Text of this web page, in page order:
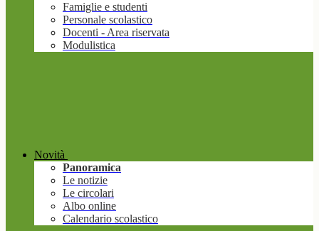
Famiglie e studenti
Personale scolastico
Docenti - Area riservata
Modulistica
Novità
Panoramica
Le notizie
Le circolari
Albo online
Calendario scolastico